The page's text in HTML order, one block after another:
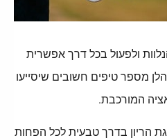
ולפעול בכל דרך אפשרית
מספר טיפים חשובים שיסייעו
המורכבת.
הריון בדרך טבעית לכל הפחות